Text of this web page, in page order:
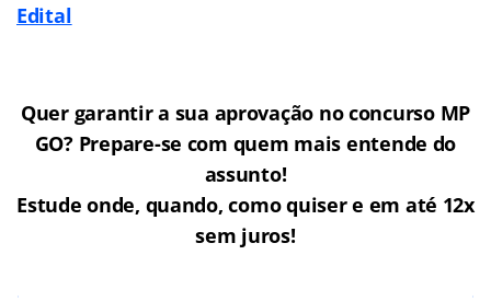
Edital
Quer garantir a sua aprovação no concurso MP
GO? Prepare-se com quem mais entende do
assunto!
Estude onde, quando, como quiser e em até 12x
sem juros!